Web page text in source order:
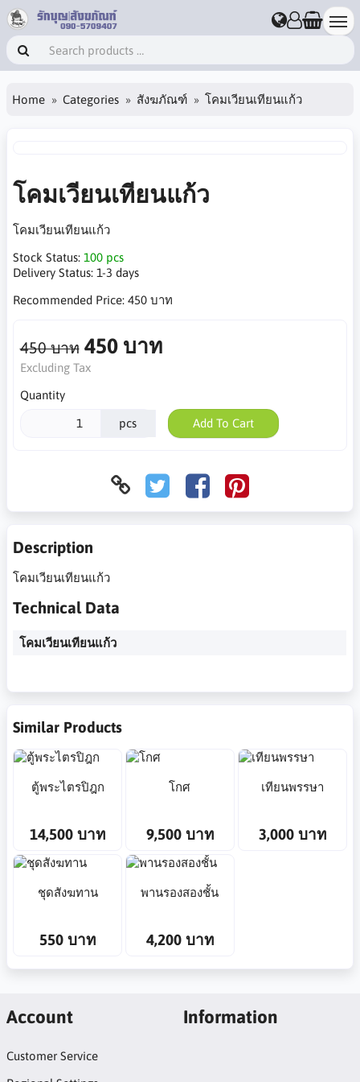
Home Categories สังฆภัณฑ์ โคมเวียนเทียนแก้ว
โคมเวียนเทียนแก้ว
โคมเวียนเทียนแก้ว
Stock Status: 100 pcs
Delivery Status: 1-3 days
Recommended Price: 450 บาท
450 บาท 450 บาท
Excluding Tax
Quantity
pcs Add To Cart
Description
โคมเวียนเทียนแก้ว
Technical Data
โคมเวียนเทียนแก้ว
Similar Products
ตู้พระไตรปิฎก
14,500 บาท
โกศ
9,500 บาท
เทียนพรรษา
3,000 บาท
ชุดสังฆทาน
550 บาท
พานรองสองชั้น
4,200 บาท
Account
Customer Service
Information